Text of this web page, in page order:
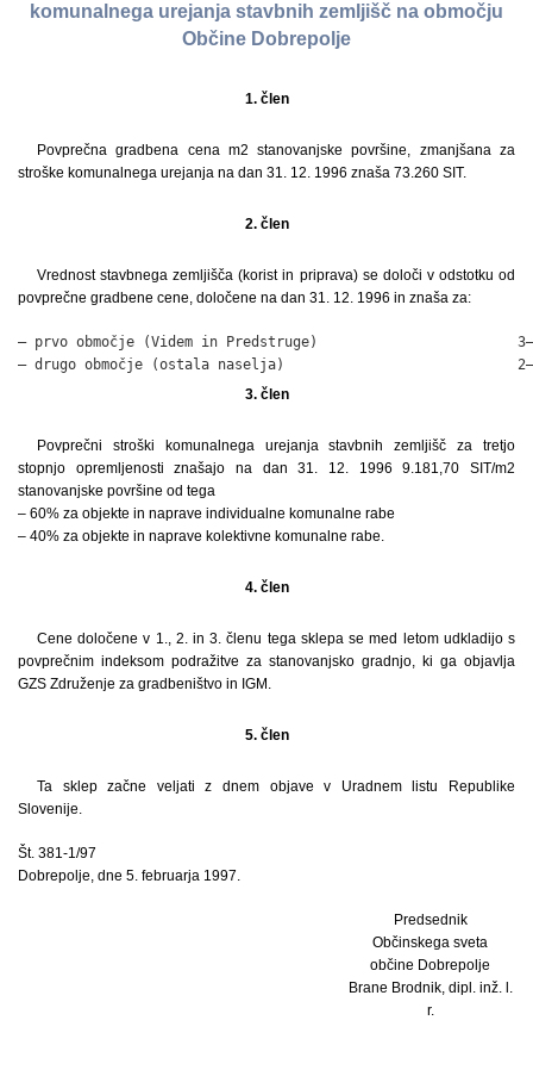
komunalnega urejanja stavbnih zemljišč na območju
Občine Dobrepolje
1. člen
Povprečna gradbena cena m2 stanovanjske površine, zmanjšana za
stroške komunalnega urejanja na dan 31. 12. 1996 znaša 73.260 SIT.
2. člen
Vrednost stavbnega zemljišča (korist in priprava) se določi v odstotku od
povprečne gradbene cene, določene na dan 31. 12. 1996 in znaša za:
– prvo območje (Videm in Predstruge)
– drugo območje (ostala naselja)
3. člen
Povprečni stroški komunalnega urejanja stavbnih zemljišč za tretjo
stopnjo opremljenosti znašajo na dan 31. 12. 1996 9.181,70 SIT/m2
stanovanjske površine od tega
– 60% za objekte in naprave individualne komunalne rabe
– 40% za objekte in naprave kolektivne komunalne rabe.
4. člen
Cene določene v 1., 2. in 3. členu tega sklepa se med letom udkladijo s
povprečnim indeksom podražitve za stanovanjsko gradnjo, ki ga objavlja
GZS Združenje za gradbeništvo in IGM.
5. člen
Ta sklep začne veljati z dnem objave v Uradnem listu Republike
Slovenije.
Št. 381-1/97
Dobrepolje, dne 5. februarja 1997.
Predsednik
Občinskega sveta
občine Dobrepolje
Brane Brodnik, dipl. inž. l.
r.